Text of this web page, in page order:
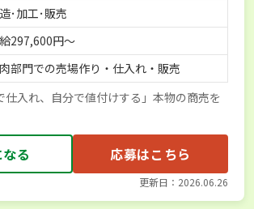
･加工･販売
297,600円～
部門での売場作り・仕入れ・販売
仕入れ、自分で値付けする」本物の商売を
る 応募はこちら
更新日：2026.06.26